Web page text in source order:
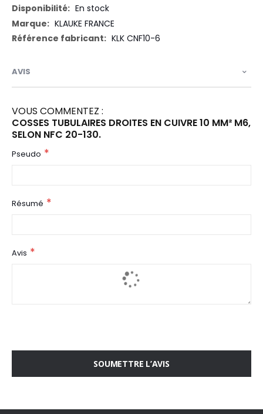
En stock
KLAUKE FRANCE
KLK CNF10-6
AVIS
VOUS COMMENTEZ :
COSSES TUBULAIRES DROITES EN CUIVRE 10 MM² M6,
SELON NFC 20-130.
Pseudo
Résumé
Avis
SOUMETTRE L’AVIS